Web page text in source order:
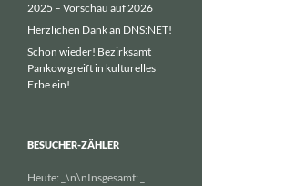
2025 – Vorschau auf 2026
Herzlichen Dank an DNS:NET!
Schon wieder! Bezirksamt
Pankow greift in kulturelles
Erbe ein!
BESUCHER-ZÄHLER
Heute: \n\nInsgesamt: